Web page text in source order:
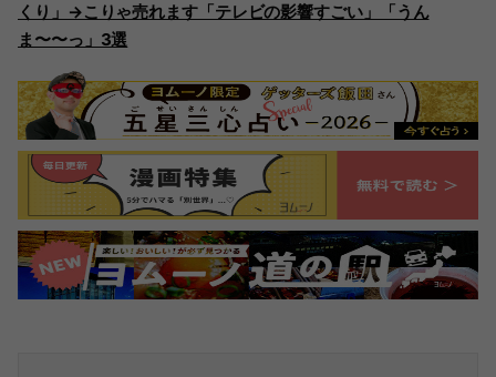
くり」→こりゃ売れます「テレビの影響すごい」「うん
ま〜〜っ」3選